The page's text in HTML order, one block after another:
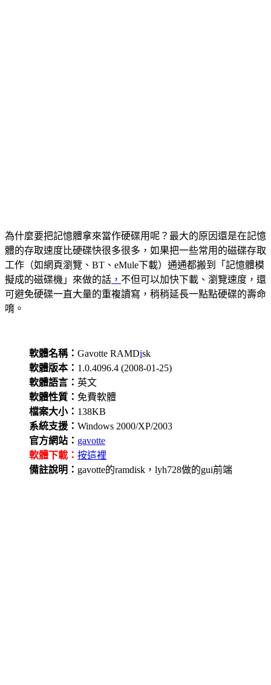
為什麼要把記憶體拿來當作硬碟用呢？最大的原因還是在記憶
體的存取速度比硬碟快很多很多，如果把一些常用的磁碟存取
工作（如網頁瀏覽、BT、eMule下載）通通都搬到「記憶體模
擬成的磁碟機」來做的話 ， 不但可以加快下載、瀏覽速度，還
可避免硬碟一直大量的重複讀寫，稍稍延長一點點硬碟的壽命
唷。
軟體名稱： Gavotte RAMDisk
軟體版本： 1.0.4096.4 (2008-01-25)
軟體語言： 英文
軟體性質： 免費軟體
檔案大小： 138KB
系統支援： Windows 2000/XP/2003
官方網站： gavotte
軟體下載： 按這裡
備註說明： gavotte的ramdisk，lyh728做的gui前端